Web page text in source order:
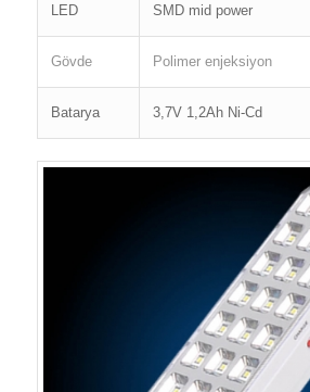
LED SMD mid power
Gövde Polimer enjeksiyon
Batarya 3,7V 1,2Ah Ni-Cd